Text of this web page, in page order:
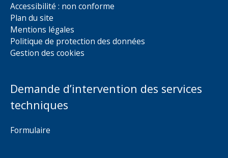
Accessibilité : non conforme
Plan du site
Mentions légales
Politique de protection des données
Gestion des cookies
Demande d’intervention des services
techniques
Formulaire